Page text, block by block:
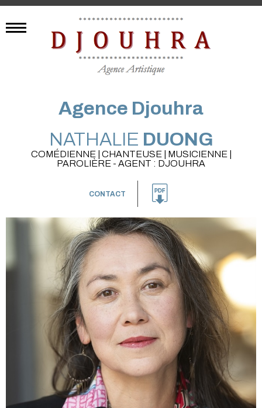
Agence Djouhra
NATHALIE DUONG
COMÉDIENNE | CHANTEUSE | MUSICIENNE |
PAROLIÈRE - AGENT : DJOUHRA
CONTACT